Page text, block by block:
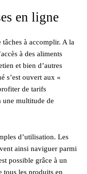
en ligne
à accomplir. A la
à des aliments
et bien d’autres
s’est ouvert aux «
de tarifs
une multitude de
d’utilisation. Les
ainsi naviguer parmi
possible grâce à un
tous les produits en